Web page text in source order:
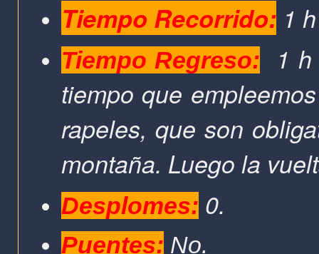
Tiempo Recorrido: 1
Tiempo Regreso:
1 h
tiempo que
rapeles, que son
montaña. Luego la
Desplomes: 0.
Puentes: No.